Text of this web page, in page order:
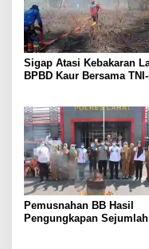
Sigap Atasi Kebakaran
BPBD Kaur Bersama
Pemusnahan BB Hasil
Pengungkapan Sejumlah